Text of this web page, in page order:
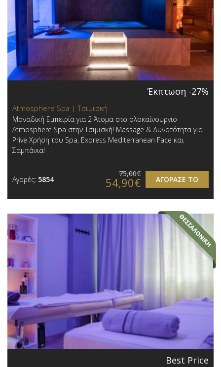
Έκπτωση -27%
Atmosphere Spa | Τσιμισκή
Μοναδική Εμπειρία για 2 Άτομα στο ολοκαίνουργιο
Atmosphere Spa στην Τσιμισκή! Massage & Δυνατότητα για
Prive Χρήση του Spa, Express Mediterranean Face και
Σαμπάνια!
Αγορές: 5854 ΑΓΟΡΑΣΕ ΤΟ
75,00€
54,90€
Best Price